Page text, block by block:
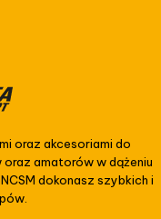
oraz akcesoriami do
amatorów w dążeniu
dokonasz szybkich i